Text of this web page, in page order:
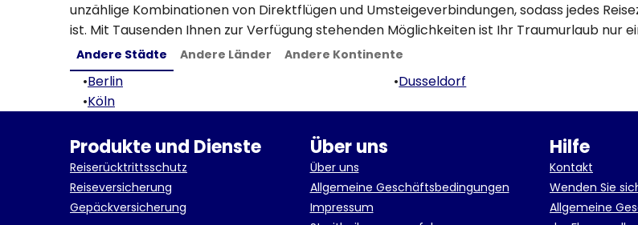
unzählige Kombinationen von Direktflügen und Umsteigeverbindungen, sodass jedes
ist. Mit Tausenden Ihnen zur Verfügung stehenden Möglichkeiten ist Ihr Traumurlaub nur
Andere Städte Andere Länder Andere Kontinente
•Berlin •Dusseldorf
•Köln
Produkte und Dienste
Reiserücktrittsschutz
Reiseversicherung
Gepäckversicherung
Über uns
Über uns
Allgemeine Geschäftsbedingungen
Impressum
Hilfe
Kontakt
Wenden Sie
Allgemeine